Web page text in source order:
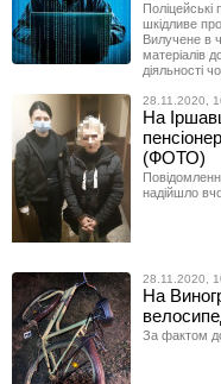
шкідливе
Вилучене в
матеріалів
діяльності
28.11.2020,
На
(ФОТО)
надійшло
28.11.2020,
На
За фактом